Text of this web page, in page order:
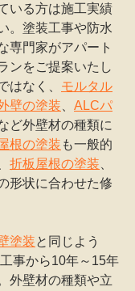
いる方は施工実績
。塗装工事や防水
専門家がアパート
ンをご提案いたし
はなく、 モルタル
壁の塗装
ALCパ
ど外壁材の種類に
根の塗装 も一般的
折板屋根の塗装
形状に合わせた修
塗装と同じよう
事から10年～15年
外壁材の種類や立